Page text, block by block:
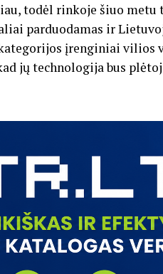
todėl rinkoje šiuo
parduodamas ir
įrenginiai vilios
jų technologija bus